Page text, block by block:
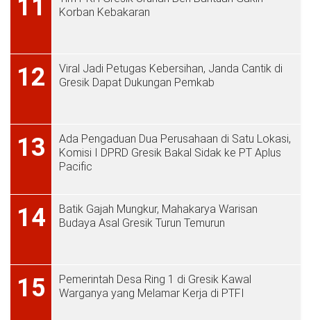
11
Korban Kebakaran
12
Viral Jadi Petugas Kebersihan, Janda Cantik di
Gresik Dapat Dukungan Pemkab
13
Ada Pengaduan Dua Perusahaan di Satu Lokasi,
Komisi I DPRD Gresik Bakal Sidak ke PT Aplus
Pacific
14
Batik Gajah Mungkur, Mahakarya Warisan
Budaya Asal Gresik Turun Temurun
15
Pemerintah Desa Ring 1 di Gresik Kawal
Warganya yang Melamar Kerja di PTFI